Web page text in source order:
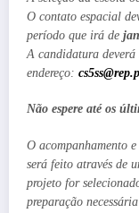
O contato espacial
período que irá de
A candidatura
endereço:
Não espere até os
O acompanhamento
será feito através de
projeto for
preparação